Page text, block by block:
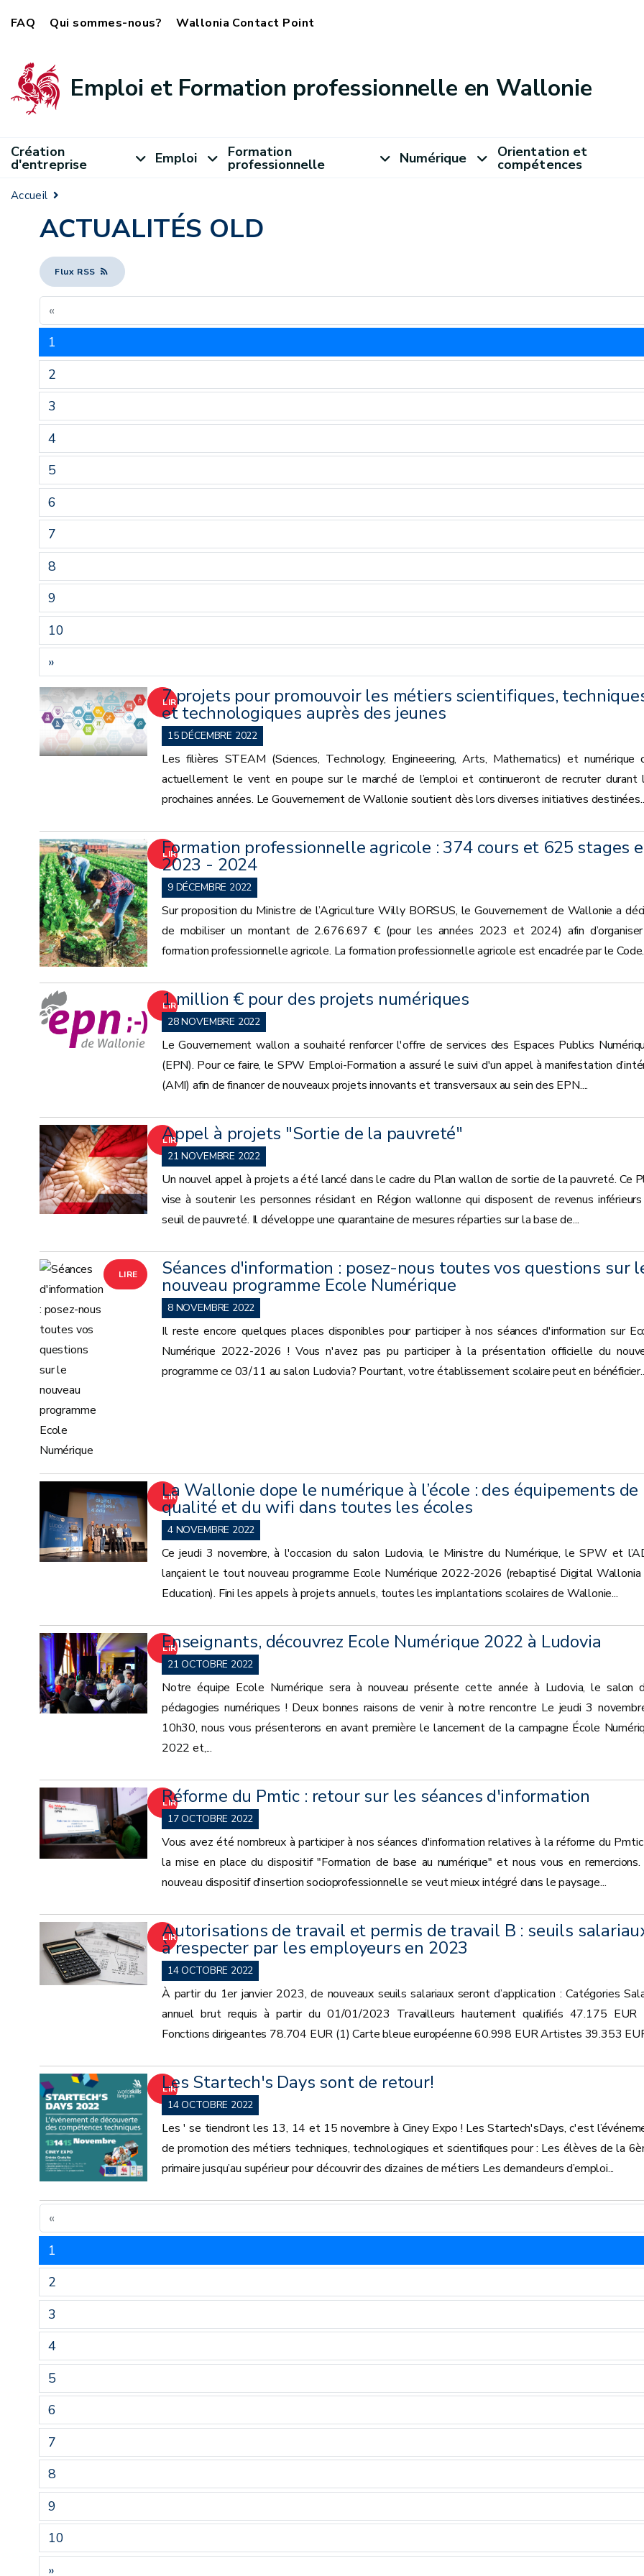
FAQ Qui sommes-nous? Wallonia Contact Point
Emploi et Formation professionnelle en Wallonie
Création
d'entreprise Emploi Formation
professionnelle Numérique Orientation et
compétences
Accueil
ACTUALITÉS OLD
Flux RSS
«
1
2
3
4
5
6
7
8
9
10
»
LIRE
LA
SUITE
7 projets pour promouvoir les métiers scientifiques,
et technologiques auprès des jeunes
15 DÉCEMBRE 2022
Les filières STEAM (Sciences, Technology, Engineeering, Arts, Mathematics) et numérique
actuellement le vent en poupe sur le marché de l’emploi et continueront de recruter durant
prochaines années. Le Gouvernement de Wallonie soutient dès lors diverses initiatives
LIRE
LA
SUITE
Formation professionnelle agricole : 374 cours et 625 stages
2023 - 2024
9 DÉCEMBRE 2022
Sur proposition du Ministre de l’Agriculture Willy BORSUS, le Gouvernement de Wallonie a
de mobiliser un montant de 2.676.697 € (pour les années 2023 et 2024) afin
formation professionnelle agricole. La formation professionnelle agricole est encadrée par le
LIRE
LA
SUITE
1 million € pour des projets numériques
28 NOVEMBRE 2022
Le Gouvernement wallon a souhaité renforcer l'offre de services des Espaces Publics
(EPN). Pour ce faire, le SPW Emploi-Formation a assuré le suivi d'un appel à manifestation
(AMI) afin de financer de nouveaux projets innovants et transversaux au sein des EPN....
LIRE
LA
SUITE
Appel à projets "Sortie de la pauvreté"
21 NOVEMBRE 2022
Un nouvel appel à projets a été lancé dans le cadre du Plan wallon de sortie de la pauvreté. Ce
vise à soutenir les personnes résidant en Région wallonne qui disposent de revenus inférieurs
seuil de pauvreté. Il développe une quarantaine de mesures réparties sur la base de...
LIRE Séances d'information : posez-nous toutes vos questions sur
nouveau programme Ecole Numérique
8 NOVEMBRE 2022
Il reste encore quelques places disponibles pour participer à nos séances d'information sur
Numérique 2022-2026 ! Vous n'avez pas pu participer à la présentation officielle du
programme ce 03/11 au salon Ludovia? Pourtant, votre établissement scolaire peut en
LIRE
LA
SUITE
La Wallonie dope le numérique à l’école : des équipements de
qualité et du wifi dans toutes les écoles
4 NOVEMBRE 2022
Ce jeudi 3 novembre, à l'occasion du salon Ludovia, le Ministre du Numérique, le SPW et
lançaient le tout nouveau programme Ecole Numérique 2022-2026 (rebaptisé Digital Wallonia
Education). Fini les appels à projets annuels, toutes les implantations scolaires de Wallonie...
LIRE
LA
SUITE
Enseignants, découvrez Ecole Numérique 2022 à Ludovia
21 OCTOBRE 2022
Notre équipe Ecole Numérique sera à nouveau présente cette année à Ludovia, le salon
pédagogies numériques ! Deux bonnes raisons de venir à notre rencontre Le jeudi 3
10h30, nous vous présenterons en avant première le lancement de la campagne École
2022 et,...
LIRE
LA
SUITE
Réforme du Pmtic : retour sur les séances d'information
17 OCTOBRE 2022
Vous avez été nombreux à participer à nos séances d'information relatives à la réforme du
la mise en place du dispositif "Formation de base au numérique" et nous vous en remercions.
nouveau dispositif d'insertion socioprofessionnelle se veut mieux intégré dans le paysage...
LIRE
LA
SUITE
Autorisations de travail et permis de travail B : seuils
à respecter par les employeurs en 2023
14 OCTOBRE 2022
À partir du 1er janvier 2023, de nouveaux seuils salariaux seront d’application : Catégories
annuel brut requis à partir du 01/01/2023 Travailleurs hautement qualifiés 47.175 EUR
Fonctions dirigeantes 78.704 EUR (1) Carte bleue européenne 60.998 EUR Artistes 39.353
LIRE
LA
SUITE
Les Startech's Days sont de retour!
14 OCTOBRE 2022
Les ' se tiendront les 13, 14 et 15 novembre à Ciney Expo ! Les Startech'sDays, c'est
de promotion des métiers techniques, technologiques et scientifiques pour : Les élèves de la
primaire jusqu’au supérieur pour découvrir des dizaines de métiers Les demandeurs d’emploi...
«
1
2
3
4
5
6
7
8
9
10
»